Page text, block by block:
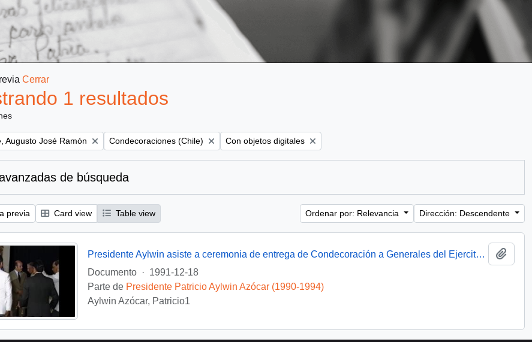
Cerrar
1 resultados
Augusto José Ramón Remove filter:
Condecoraciones (Chile) Remove filter:
Con objetos digitales
de búsqueda
previa Card view Table view Ordenar por: Relevancia Dirección: Descendente
Presidente Aylwin asiste a ceremonia de entrega de Condecoración a Generales del Ejercito : video
Documento
· 1991-12-18
Parte de Presidente Patricio Aylwin Azócar (1990-1994)
Aylwin Azócar, Patricio1